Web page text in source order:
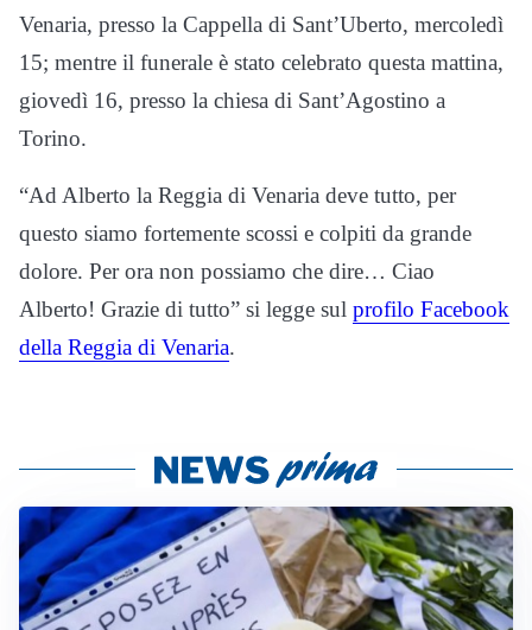
Venaria, presso la Cappella di Sant’Uberto, mercoledì
15; mentre il funerale è stato celebrato questa mattina,
giovedì 16, presso la chiesa di Sant’Agostino a
Torino.
“Ad Alberto la Reggia di Venaria deve tutto, per
questo siamo fortemente scossi e colpiti da grande
dolore. Per ora non possiamo che dire… Ciao
Alberto! Grazie di tutto” si legge sul profilo Facebook
della Reggia di Venaria.